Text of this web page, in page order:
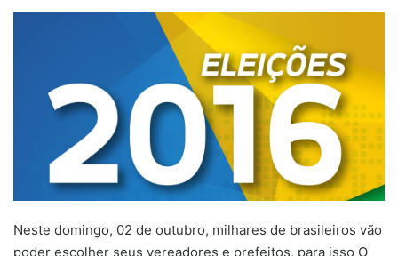
Neste domingo, 02 de outubro, milhares de brasileiros vão
poder escolher seus vereadores e prefeitos, para isso O